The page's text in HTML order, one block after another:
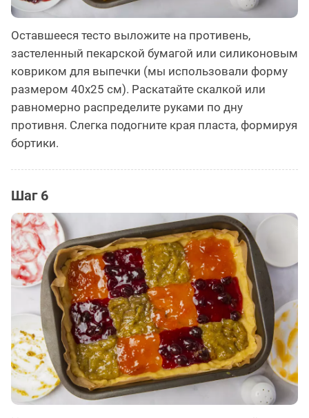
Оставшееся тесто выложите на противень,
застеленный пекарской бумагой или силиконовым
ковриком для выпечки (мы использовали форму
размером 40х25 см). Раскатайте скалкой или
равномерно распределите руками по дну
противня. Слегка подогните края пласта, формируя
бортики.
Шаг 6